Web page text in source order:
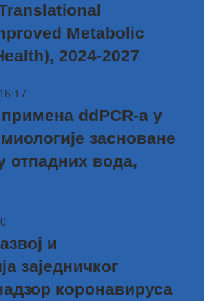
Metabolic
2024-2027
ddPCR-a у
засноване
отпадних вода,
и
заједничког
коронавируса